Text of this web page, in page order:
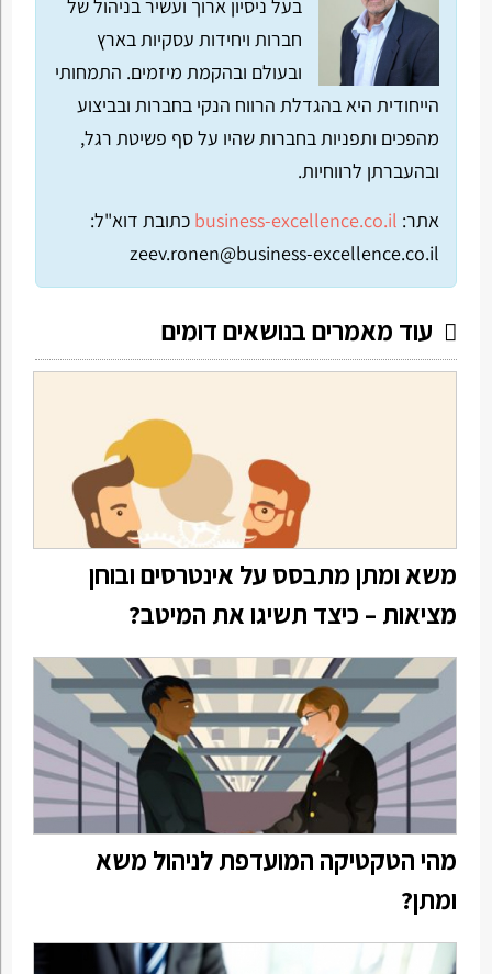
בעל ניסיון ארוך ועשיר בניהול של
חברות ויחידות עסקיות בארץ
ובעולם ובהקמת מיזמים. התמחותי
הייחודית היא בהגדלת הרווח הנקי בחברות ובביצוע
מהפכים ותפניות בחברות שהיו על סף פשיטת רגל,
ובהעברתן לרווחיות.
אתר: business-excellence.co.il כתובת דוא"ל:
zeev.ronen@business-excellence.co.il
עוד מאמרים בנושאים דומים
משא ומתן מתבסס על אינטרסים ובוחן
מציאות – כיצד תשיגו את המיטב?
מהי הטקטיקה המועדפת לניהול משא
ומתן?